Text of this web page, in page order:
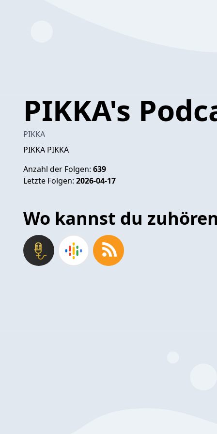
PIKKA's
PIKKA
PIKKA PIKKA
Anzahl der Folgen: 639
Letzte Folgen: 2026-04-17
Wo kannst du